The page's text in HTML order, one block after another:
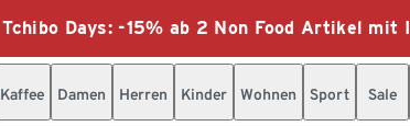
Tchibo Days: -15% ab 2 Non Food Artikel mit
Kaffee Damen Herren Kinder Wohnen Sport Sale